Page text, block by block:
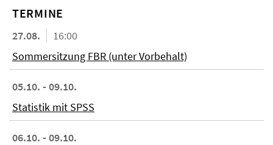
TERMINE
27.08.
16:00
Sommersitzung FBR (unter Vorbehalt)
05.10. - 09.10.
Statistik mit SPSS
06.10. - 09.10.